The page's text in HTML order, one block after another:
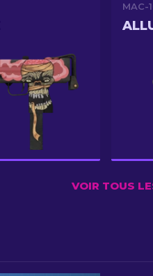
MAC-
VOIR TOUS